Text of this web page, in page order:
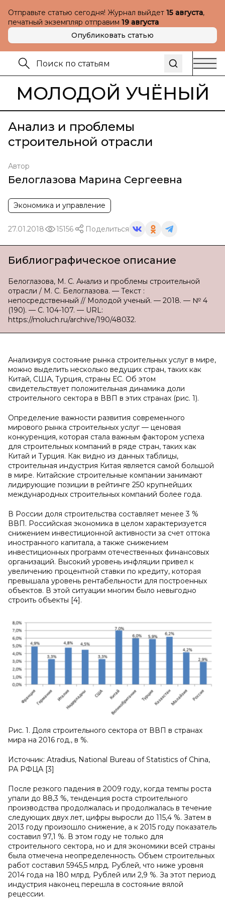
Отправьте статью сегодня! Журнал выйдет 15 августа,
печатный экземпляр отправим 19 августа
Опубликовать статью
МОЛОДОЙ УЧЁНЫЙ
Анализ и проблемы
строительной отрасли
Автор
Белоглазова Марина Сергеевна
Экономика и управление
27.01.2018 15156 Поделиться
Библиографическое описание
Белоглазова, М. С. Анализ и проблемы строительной
отрасли / М. С. Белоглазова. — Текст :
непосредственный // Молодой ученый. — 2018. — № 4
(190). — С. 104-107. — URL:
https://moluch.ru/archive/190/48032.
Анализируя состояние рынка строительных услуг в мире,
можно выделить несколько ведущих стран, таких как
Китай, США, Турция, страны ЕС. Об этом
свидетельствует положительная динамика доли
строительного сектора в ВВП в этих странах (рис. 1).
Определение важности развития современного
мирового рынка строительных услуг — ценовая
конкуренция, которая стала важным фактором успеха
для строительных компаний в ряде стран, таких как
Китай и Турция. Как видно из данных таблицы,
строительная индустрия Китая является самой большой
в мире. Китайские строительные компании занимают
лидирующие позиции в рейтинге 250 крупнейших
международных строительных компаний более года.
В России доля строительства составляет менее 3 %
ВВП. Российская экономика в целом характеризуется
снижением инвестиционной активности за счет оттока
иностранного капитала, а также снижением
инвестиционных программ отечественных финансовых
организаций. Высокий уровень инфляции привел к
увеличению процентной ставки по кредиту, которая
превышала уровень рентабельности для построенных
объектов. В этой ситуации многим было невыгодно
строить объекты [4].
Рис. 1. Доля строительного сектора от ВВП в странах
мира на 2016 год., в %.
Источник: Atradius, National Bureau of Statistics of China,
РА РФЦА [3]
После резкого падения в 2009 году, когда темпы роста
упали до 88,3 %, тенденция роста строительного
производства продолжалась и продолжалась в течение
следующих двух лет, цифры выросли до 115,4 %. Затем в
2013 году произошло снижение, а к 2015 году показатель
составил 97,1 %. В этом году не только для
строительного сектора, но и для экономики всей страны
была отмечена неопределенность. Объем строительных
работ составил 5945,5 млрд. Рублей, что ниже уровня
2014 года на 180 млрд. Рублей или 2,9 %. За этот период
индустрия наконец перешла в состояние вялой
рецессии.